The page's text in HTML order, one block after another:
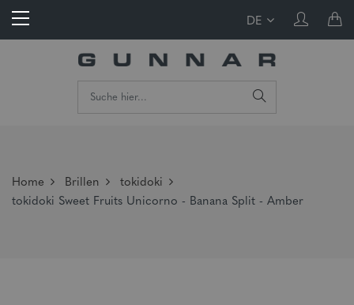
DE
Home Brillen
tokidoki
tokidoki Sweet Fruits Unicorno - Banana Split - Amber